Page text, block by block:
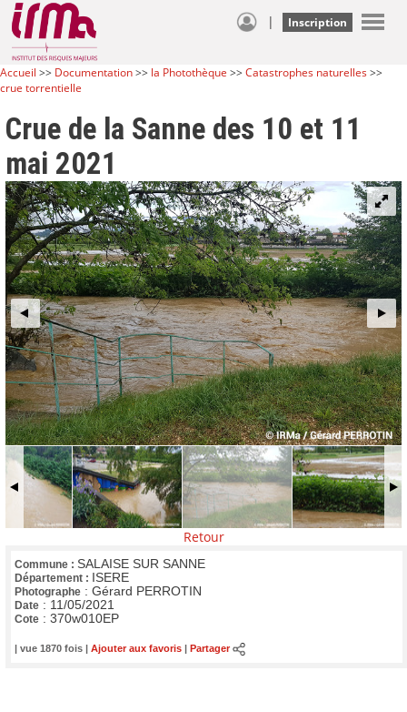
| Inscription
Accueil >> Documentation>> la Photothèque >>Catastrophes naturelles>>
crue torrentielle
Crue de la Sanne des 10 et 11
mai 2021
Retour
Commune : SALAISE SUR SANNE
Département : ISERE
Photographe : Gérard PERROTIN
Date : 11/05/2021
Cote : 370w010EP
| vue 1870 fois | Ajouter aux favoris Partager